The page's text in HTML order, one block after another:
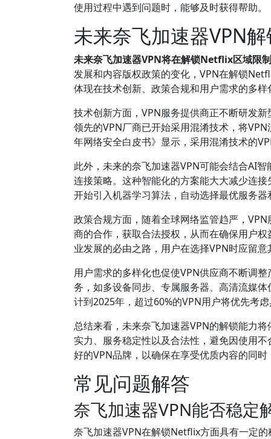
使用过程中遇到问题时，能够及时获得帮助。
未来奈飞加速器VPN
未来奈飞加速器VPN将在解锁Netflix区域限
发展和内容版权政策的变化，VPN在解锁
体现在技术创新、政策合规和用户需求的多样
技术创新方面，VPN服务提供商正不断研发
领先的VPN厂商已开始采用混淆技术，将
年网络安全白皮书》显示，采用混淆技术的
此外，未来的奈飞加速器VPN可能会结合AI
连接策略。这种智能化的方案能大大减少连
开始引入机器学习算法，自动选择最优服务
政策合规方面，随着全球网络监管趋严，
商的合作，获取合法授权，从而在确保用户
业发展的必由之路，用户在选择VPN时应留
用户需求的多样化也促使VPN供应商不断调
务，如多设备同步、专属服务器、高清流媒
计到2025年，超过60%的VPN用户将优先考
总结来看，未来奈飞加速器VPN的解锁能力
实力、服务稳定性以及合法性，避免因使用
好的VPN品牌，以确保在享受优质内容的同
常见问题解答
奈飞加速器VPN能否稳定
奈飞加速器VPN在解锁Netflix方面具有一定